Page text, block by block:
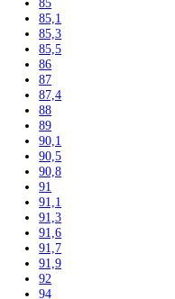
200
200,3
201
201,1
201,8
202
202,7
203
203,2
203,9
204
204,4
206
206,4
207,2
212
215